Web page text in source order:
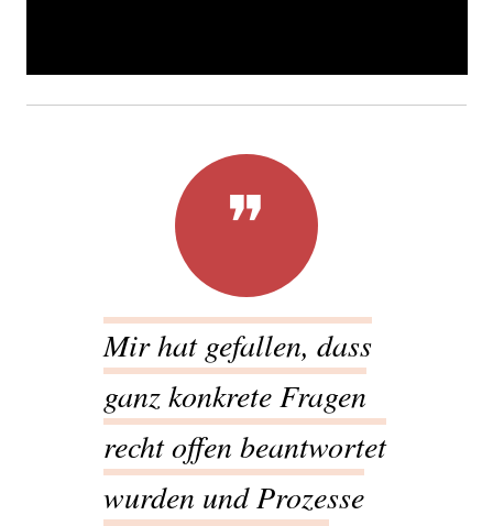
Mir hat gefallen, dass
ganz konkrete Fragen
recht offen beantwortet
wurden und Prozesse